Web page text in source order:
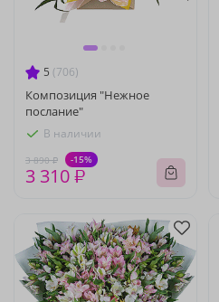
5 (706)
Композиция "Нежное
послание"
В наличии
3 890 ₽ -15%
3 310 ₽